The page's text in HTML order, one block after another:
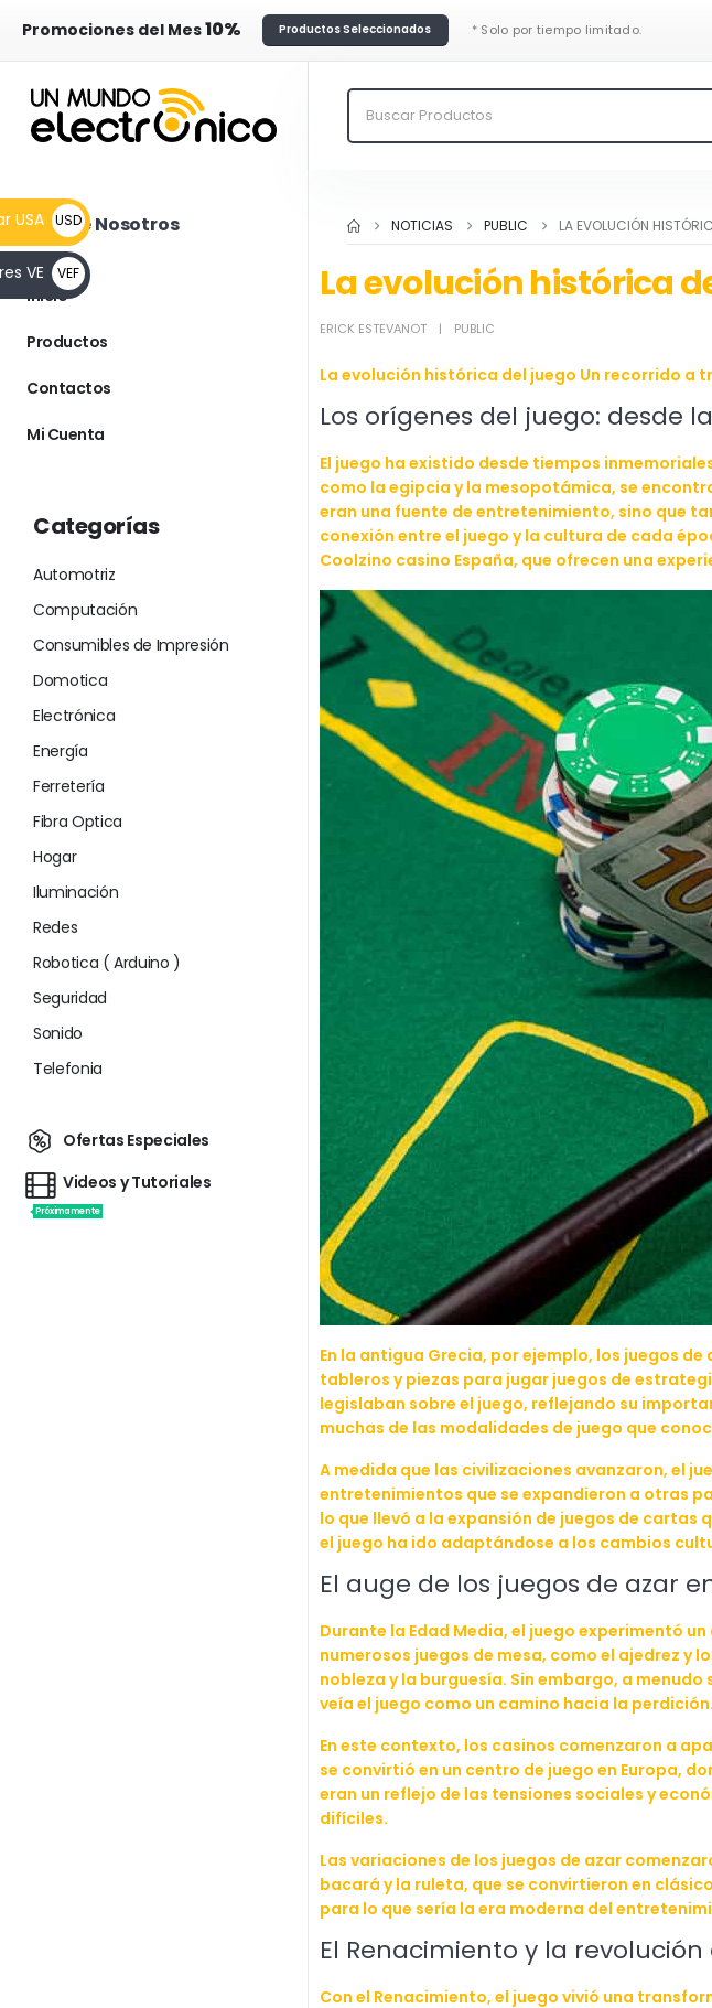
Promociones del Mes10% Productos Seleccionados * Solo por tiempo limitado.
NOTICIAS PUBLIC LA EVOLUCIÓN
La evolución histórica
ERICK ESTEVANOT PUBLIC
La evolución histórica del juego Un recorrido a
Los orígenes del juego: desde
El juego ha existido desde tiempos
como la egipcia y la mesopotámica, se
eran una fuente de entretenimiento, sino que
conexión entre el juego y la cultura de cada
Coolzino casino España, que ofrecen una
En la antigua Grecia, por ejemplo, los juegos
tableros y piezas para jugar juegos de
legislaban sobre el juego, reflejando su
muchas de las modalidades de juego que
A medida que las civilizaciones avanzaron, el
entretenimientos que se expandieron a otras
lo que llevó a la expansión de juegos de cartas
el juego ha ido adaptándose a los cambios
El auge de los juegos de azar
Durante la Edad Media, el juego experimentó
numerosos juegos de mesa, como el ajedrez y
nobleza y la burguesía. Sin embargo, a
veía el juego como un camino hacia la perdición.
En este contexto, los casinos comenzaron a
se convirtió en un centro de juego en Europa,
eran un reflejo de las tensiones sociales y
difíciles.
Las variaciones de los juegos de azar
bacará y la ruleta, que se convirtieron en
para lo que sería la era moderna del
El Renacimiento y la
Con el Renacimiento, el juego vivió una
Más de Nosotros
Inicio
Productos
Contactos
Mi Cuenta
Categorías
Automotriz
Computación
Consumibles de Impresión
Domotica
Electrónica
Energía
Ferretería
Fibra Optica
Hogar
Iluminación
Redes
Robotica ( Arduino )
Seguridad
Sonido
Telefonia
Ofertas Especiales
Videos y Tutoriales
Próximamente
USA USD
__FLAG
$
VE
VEF
__FLAG